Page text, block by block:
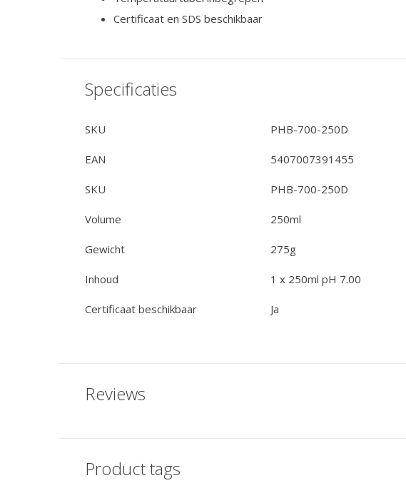
Certificaat en SDS beschikbaar
Specificaties
SKU PHB-700-250D
EAN 5407007391455
SKU PHB-700-250D
Volume 250ml
Gewicht 275g
Inhoud 1 x 250ml pH 7.00
Certificaat beschikbaar Ja
Reviews
Product tags